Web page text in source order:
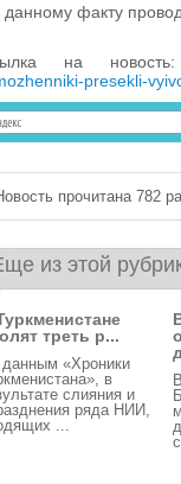
факту
на
presekli-
прочитана 782
из этой
треть р...
данным «Хроники
в
слияния и
ряда НИИ,
...